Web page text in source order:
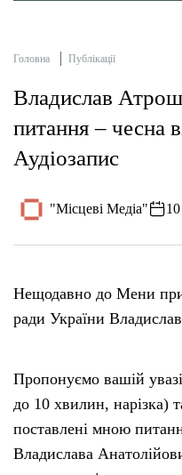
Головна Публікації
Владислав
питання – чесна
Аудіозапис
"Місцеві Медіа"
Нещодавно до Мени
ради України
Пропонуємо вашій
до 10 хвилин, нарізка)
поставлені мною
Владислава